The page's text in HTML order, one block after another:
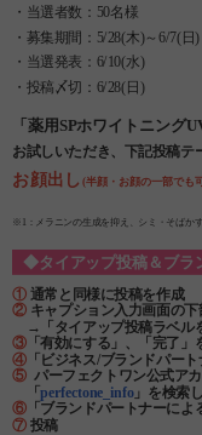
・当選者数：50名様
・募集期間：5/28(木)～6/7(日)
・当選発表：6/10(水)
・投稿〆切：6/28(日)
「薬用SPホワイトニング
お試しいただき、下記投稿テ
お顔出し (半顔・お顔の一部でも
※1：メラニンの生成を抑え、シミ・そばか
◆タイアップ投稿＆ブラ
①通常と同様に投稿を作成
②キャプション入力画面の下
→「タイアップ投稿ラベル
③「有効にする」、「完了」
④「ビジネス/ブランドパー
⑤ パーフェクトワン公式ア
「perfectone_info」を検索
⑥「ブランドパートナーによ
⑦投稿